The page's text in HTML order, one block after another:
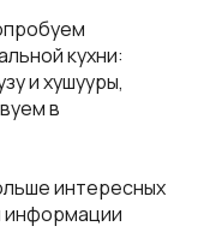
кухни:
и хушууры,
в
интересных
информации